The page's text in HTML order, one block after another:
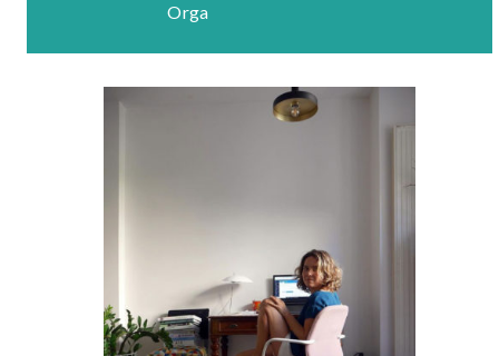
Orga